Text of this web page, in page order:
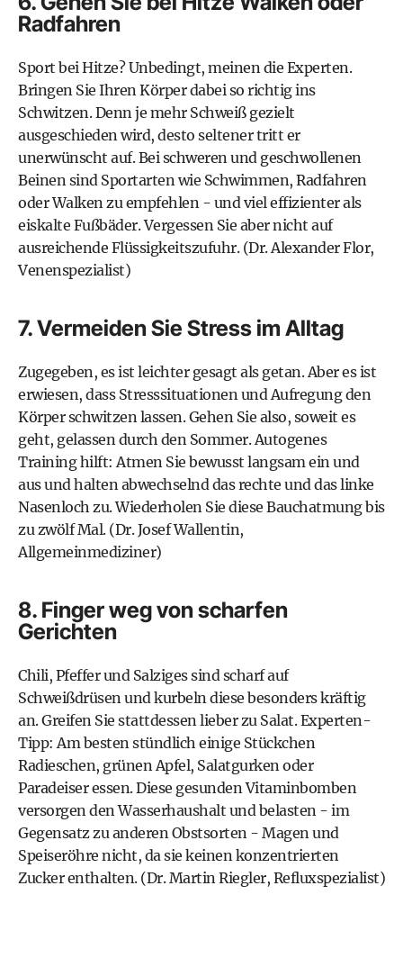
Radfahren
Sport bei Hitze? Unbedingt, meinen die Experten.
Bringen Sie Ihren Körper dabei so richtig ins
Schwitzen. Denn je mehr Schweiß gezielt
ausgeschieden wird, desto seltener tritt er
unerwünscht auf. Bei schweren und geschwollenen
Beinen sind Sportarten wie Schwimmen, Radfahren
oder Walken zu empfehlen - und viel effizienter als
eiskalte Fußbäder. Vergessen Sie aber nicht auf
ausreichende Flüssigkeitszufuhr. (Dr. Alexander Flor,
Venenspezialist)
7. Vermeiden Sie Stress im Alltag
Zugegeben, es ist leichter gesagt als getan. Aber es ist
erwiesen, dass Stresssituationen und Aufregung den
Körper schwitzen lassen. Gehen Sie also, soweit es
geht, gelassen durch den Sommer. Autogenes
Training hilft: Atmen Sie bewusst langsam ein und
aus und halten abwechselnd das rechte und das linke
Nasenloch zu. Wiederholen Sie diese Bauchatmung bis
zu zwölf Mal. (Dr. Josef Wallentin,
Allgemeinmediziner)
8. Finger weg von scharfen
Gerichten
Chili, Pfeffer und Salziges sind scharf auf
Schweißdrüsen und kurbeln diese besonders kräftig
an. Greifen Sie stattdessen lieber zu Salat. Experten-
Tipp: Am besten stündlich einige Stückchen
Radieschen, grünen Apfel, Salatgurken oder
Paradeiser essen. Diese gesunden Vitaminbomben
versorgen den Wasserhaushalt und belasten - im
Gegensatz zu anderen Obstsorten - Magen und
Speiseröhre nicht, da sie keinen konzentrierten
Zucker enthalten. (Dr. Martin Riegler, Refluxspezialist)